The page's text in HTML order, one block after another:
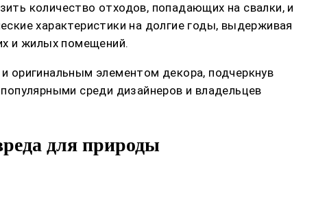
количество отходов, попадающих на свалки, и
характеристики на долгие годы, выдерживая
и жилых помещений.
оригинальным элементом декора, подчеркнув
среди дизайнеров и владельцев
для природы